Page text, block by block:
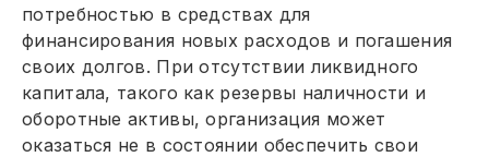
потребностью в средствах для
финансирования новых расходов и погашения
своих долгов. При отсутствии ликвидного
капитала, такого как резервы наличности и
оборотные активы, организация может
оказаться не в состоянии обеспечить свои